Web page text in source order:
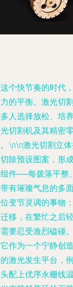
个快节奏的时代
的平衡。激光切
人选择放松、培
切割机及其精密
\n\n激光切割立
除预设图案，形
件──每拨落平整
有璀璨气息的多
变节灵调的事物
移，在繁忙之后
要忍受激烈磕碰
作为一个宁静创
激光发生平台，
配上优序永栅线